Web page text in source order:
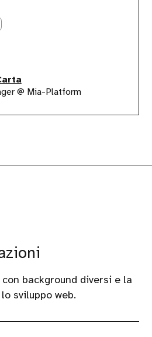
@ Mia-Platform
background diversi e la
sviluppo web.